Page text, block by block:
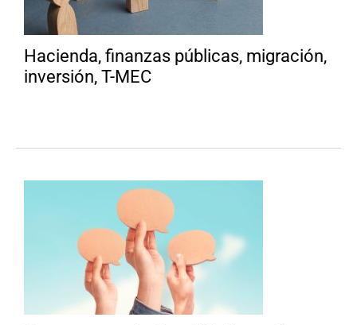
Hacienda, finanzas públicas, migración,
inversión, T-MEC